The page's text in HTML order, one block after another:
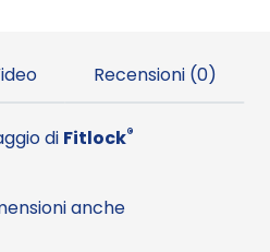
3
4
Recensioni (0)
di Fitlock®
anche